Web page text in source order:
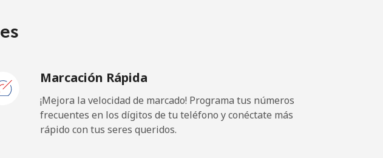
909 min por ⁦$10⁩
Marcación Rápida
¡Mejora la velocidad de marcado! Programa tus números
frecuentes en los dígitos de tu teléfono y conéctate más
rápido con tus seres queridos.